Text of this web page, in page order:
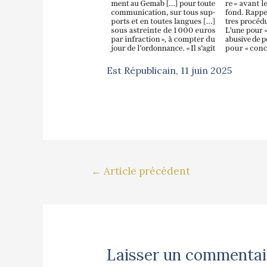
Est Républicain, 11 juin 2025
← Article précédent
Laisser un